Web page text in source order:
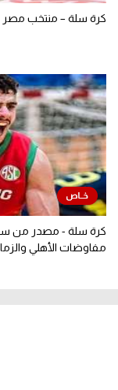
كرة سلة – منتخب مصر
كرة سلة - مصدر من
مفاوضات الأهلي